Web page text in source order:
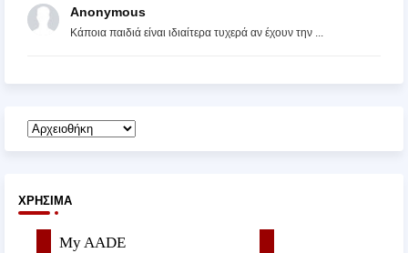
Anonymous
Κάποια παιδιά είναι ιδιαίτερα τυχερά αν έχουν την ...
ΧΡΉΣΙΜΑ
My AADE